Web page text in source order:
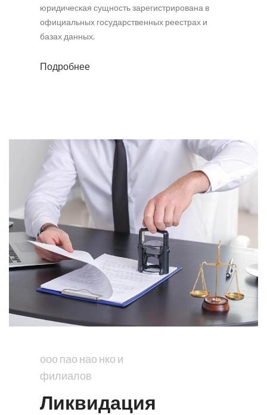
юридическая сущность зарегистрирована в
официальных государственных реестрах и
базах данных.
Подробнее
ооо пао нао нко и
филиалов
Ликвидация